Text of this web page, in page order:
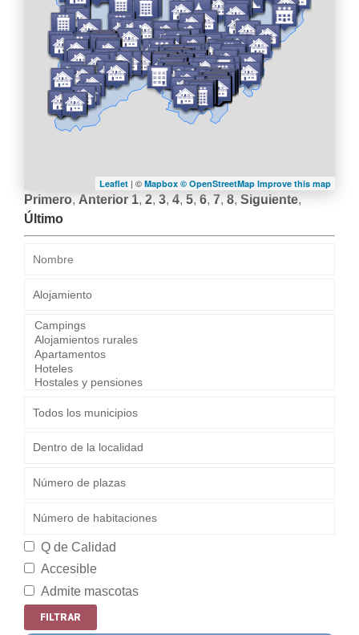
Leaflet | © Mapbox © OpenStreetMap Improve this map
Primero, Anterior 1, 2, 3, 4, 5, 6, 7, 8, Siguiente,
Último
Q de Calidad
Accesible
Admite mascotas